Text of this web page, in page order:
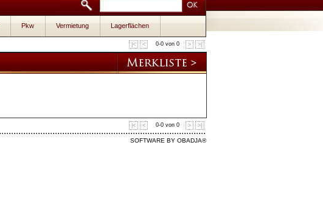
Pkw Vermietung Lagerflächen
|< < 0-0 von 0 > >|
|< < 0-0 von 0 > >|
SOFTWARE BY OBADJA®